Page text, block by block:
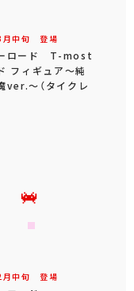
月中旬 登場
ロード T-most
フィギュア～純
ver.～（タイクレ
月中旬 登場